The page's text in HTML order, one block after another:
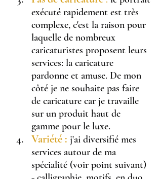
exécuté rapidement est très
complexe, c'est la raison pour
laquelle de nombreux
caricaturistes proposent leurs
services: la caricature
pardonne et amuse. De mon
côté je ne souhaite pas faire
de caricature car je travaille
sur un produit haut de
gamme pour le luxe.
Variété : j'ai diversifié mes
services autour de ma
spécialité (voir point suivant)